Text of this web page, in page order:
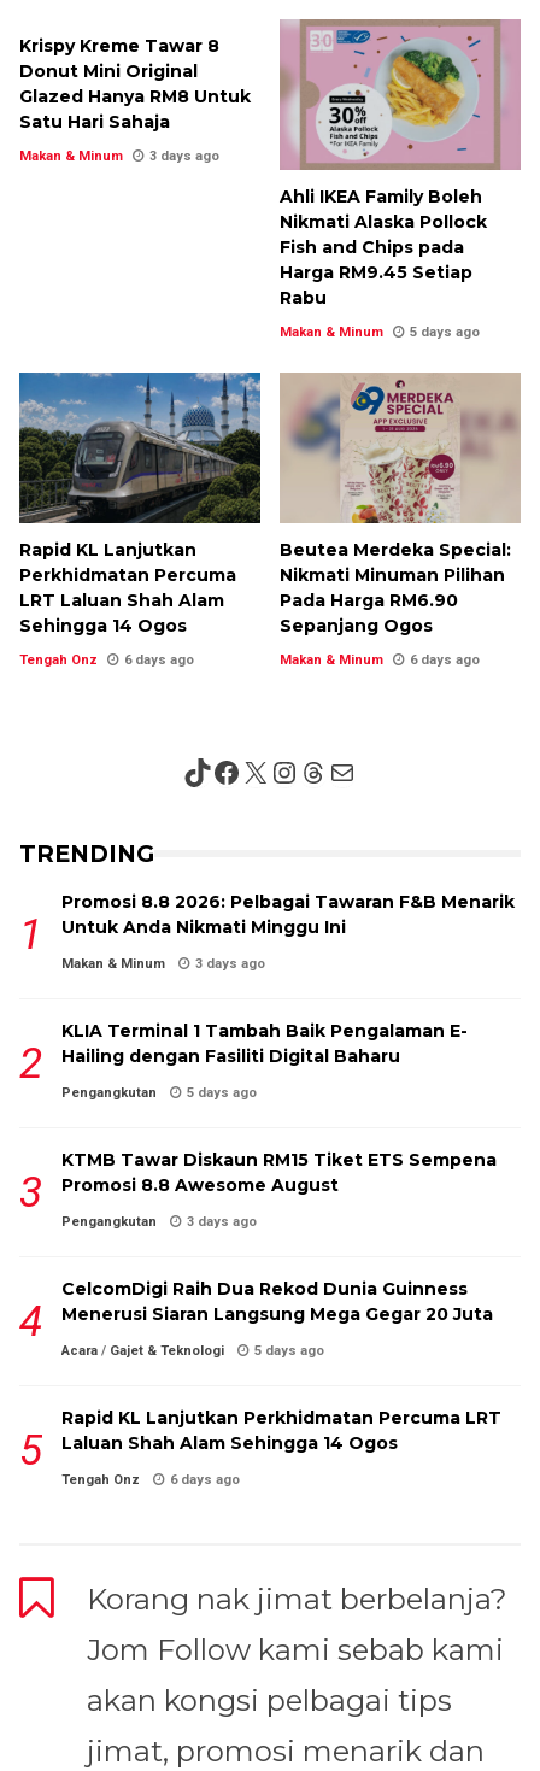
Krispy Kreme Tawar 8
Donut Mini Original
Glazed Hanya RM8 Untuk
Satu Hari Sahaja
Makan & Minum 3 days ago
Ahli IKEA Family Boleh
Nikmati Alaska Pollock
Fish and Chips pada
Harga RM9.45 Setiap
Rabu
Makan & Minum 5 days ago
Rapid KL Lanjutkan
Perkhidmatan Percuma
LRT Laluan Shah Alam
Sehingga 14 Ogos
Tengah Onz 6 days ago
Beutea Merdeka Special:
Nikmati Minuman Pilihan
Pada Harga RM6.90
Sepanjang Ogos
Makan & Minum 6 days ago
TikTok
Facebook
X Instagram
Threads
Mail
TRENDING
Promosi 8.8 2026: Pelbagai Tawaran F&B Menarik
Untuk Anda Nikmati Minggu Ini
Makan & Minum 3 days ago
KLIA Terminal 1 Tambah Baik Pengalaman E-
Hailing dengan Fasiliti Digital Baharu
Pengangkutan 5 days ago
KTMB Tawar Diskaun RM15 Tiket ETS Sempena
Promosi 8.8 Awesome August
Pengangkutan 3 days ago
CelcomDigi Raih Dua Rekod Dunia Guinness
Menerusi Siaran Langsung Mega Gegar 20 Juta
Acara / Gajet & Teknologi 5 days ago
Rapid KL Lanjutkan Perkhidmatan Percuma LRT
Laluan Shah Alam Sehingga 14 Ogos
Tengah Onz 6 days ago
Korang nak jimat berbelanja?
Jom Follow kami sebab kami
akan kongsi pelbagai tips
jimat, promosi menarik dan